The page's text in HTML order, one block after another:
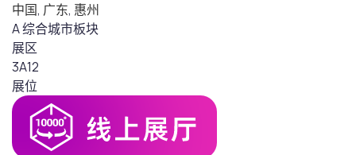
中国, 广东, 惠州
A 综合城市板块
展区
3A12
展位